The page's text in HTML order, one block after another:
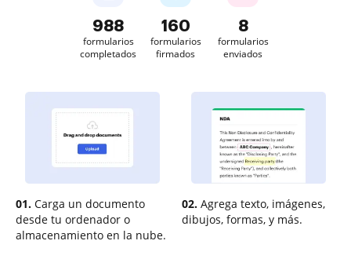
988
formularios
completados
160
formularios
firmados
8
formularios
enviados
01. Carga un documento
desde tu ordenador o
almacenamiento en la nube.
02. Agrega texto, imágenes,
dibujos, formas, y más.